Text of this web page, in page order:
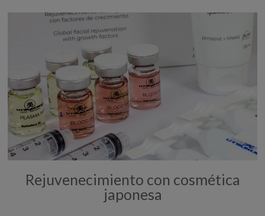
Rejuvenecimiento con cosmética
japonesa